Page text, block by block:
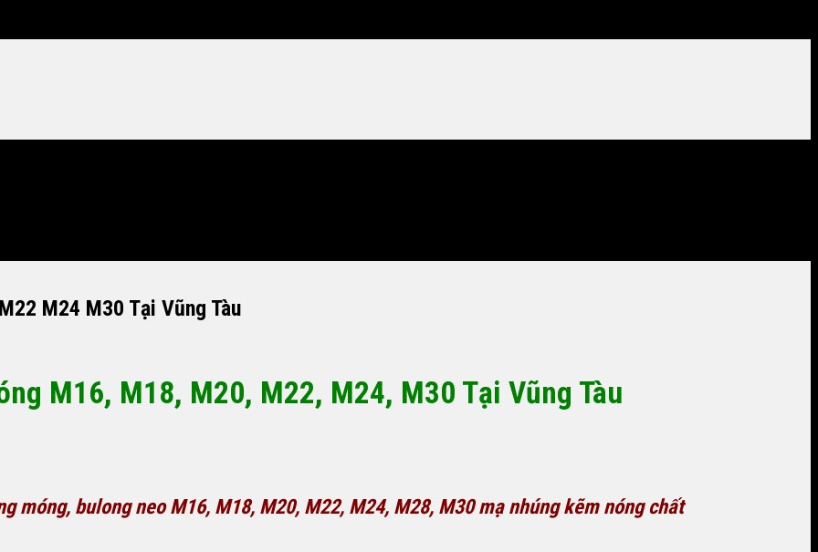
M24 M30 Tại Vũng Tàu
M16, M18, M20, M22, M24, M30 Tại Vũng Tàu
móng, bulong neo M16, M18, M20, M22, M24, M28, M30 mạ nhúng kẽm nóng chất